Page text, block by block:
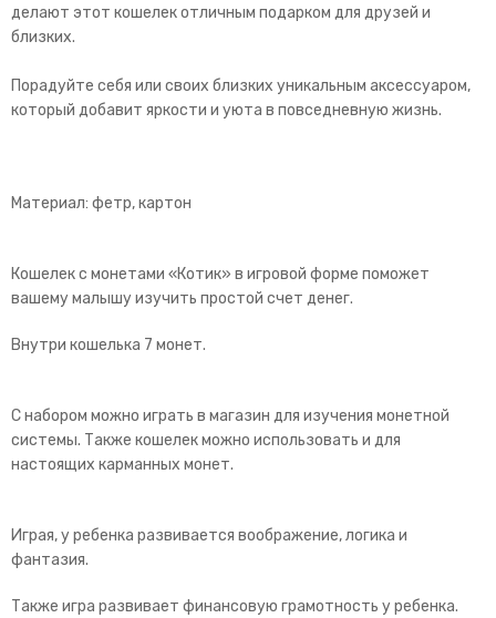
делают этот кошелек отличным подарком для друзей и
близких.
Порадуйте себя или своих близких уникальным аксессуаром,
который добавит яркости и уюта в повседневную жизнь.
Материал: фетр, картон
Кошелек с монетами «Котик» в игровой форме поможет
вашему малышу изучить простой счет денег.
Внутри кошелька 7 монет.
С набором можно играть в магазин для изучения монетной
системы. Также кошелек можно использовать и для
настоящих карманных монет.
Играя, у ребенка развивается воображение, логика и
фантазия.
Также игра развивает финансовую грамотность у ребенка.